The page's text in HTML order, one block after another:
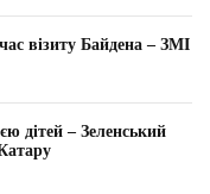
візиту Байдена – ЗМІ
дітей – Зеленський